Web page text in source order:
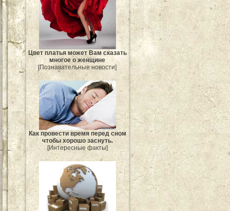
Цвет платья может Вам сказать
многое о женщине
[Познавательные новости]
Как провести время перед сном
чтобы хорошо заснуть.
[Интересные факты]